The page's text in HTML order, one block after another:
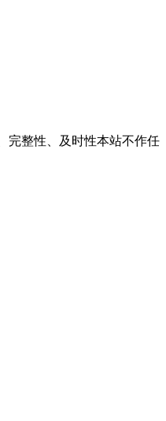
完整性、及时性本站不作任